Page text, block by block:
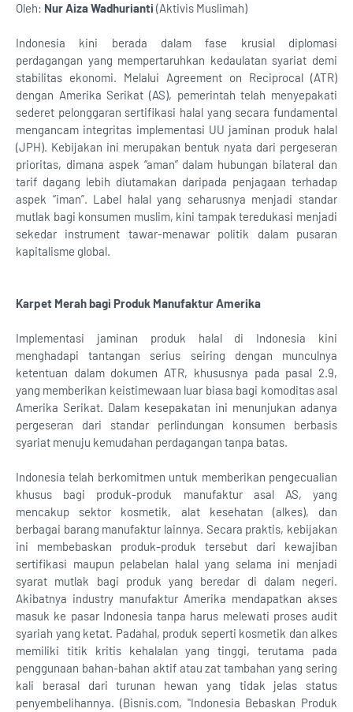
Oleh: Nur Aiza Wadhurianti (Aktivis Muslimah)
Indonesia kini berada dalam fase krusial diplomasi
perdagangan yang mempertaruhkan kedaulatan syariat demi
stabilitas ekonomi. Melalui Agreement on Reciprocal (ATR)
dengan Amerika Serikat (AS), pemerintah telah menyepakati
sederet pelonggaran sertifikasi halal yang secara fundamental
mengancam integritas implementasi UU jaminan produk halal
(JPH). Kebijakan ini merupakan bentuk nyata dari pergeseran
prioritas, dimana aspek “aman” dalam hubungan bilateral dan
tarif dagang lebih diutamakan daripada penjagaan terhadap
aspek “iman”. Label halal yang seharusnya menjadi standar
mutlak bagi konsumen muslim, kini tampak teredukasi menjadi
sekedar instrument tawar-menawar politik dalam pusaran
kapitalisme global.
Karpet Merah bagi Produk Manufaktur Amerika
Implementasi jaminan produk halal di Indonesia kini
menghadapi tantangan serius seiring dengan munculnya
ketentuan dalam dokumen ATR, khususnya pada pasal 2.9,
yang memberikan keistimewaan luar biasa bagi komoditas asal
Amerika Serikat. Dalam kesepakatan ini menunjukan adanya
pergeseran dari standar perlindungan konsumen berbasis
syariat menuju kemudahan perdagangan tanpa batas.
Indonesia telah berkomitmen untuk memberikan pengecualian
khusus bagi produk-produk manufaktur asal AS, yang
mencakup sektor kosmetik, alat kesehatan (alkes), dan
berbagai barang manufaktur lainnya. Secara praktis, kebijakan
ini membebaskan produk-produk tersebut dari kewajiban
sertifikasi maupun pelabelan halal yang selama ini menjadi
syarat mutlak bagi produk yang beredar di dalam negeri.
Akibatnya industry manufaktur Amerika mendapatkan akses
masuk ke pasar Indonesia tanpa harus melewati proses audit
syariah yang ketat. Padahal, produk seperti kosmetik dan alkes
memiliki titik kritis kehalalan yang tinggi, terutama pada
penggunaan bahan-bahan aktif atau zat tambahan yang sering
kali berasal dari turunan hewan yang tidak jelas status
penyembelihannya. (Bisnis.com, "Indonesia Bebaskan Produk